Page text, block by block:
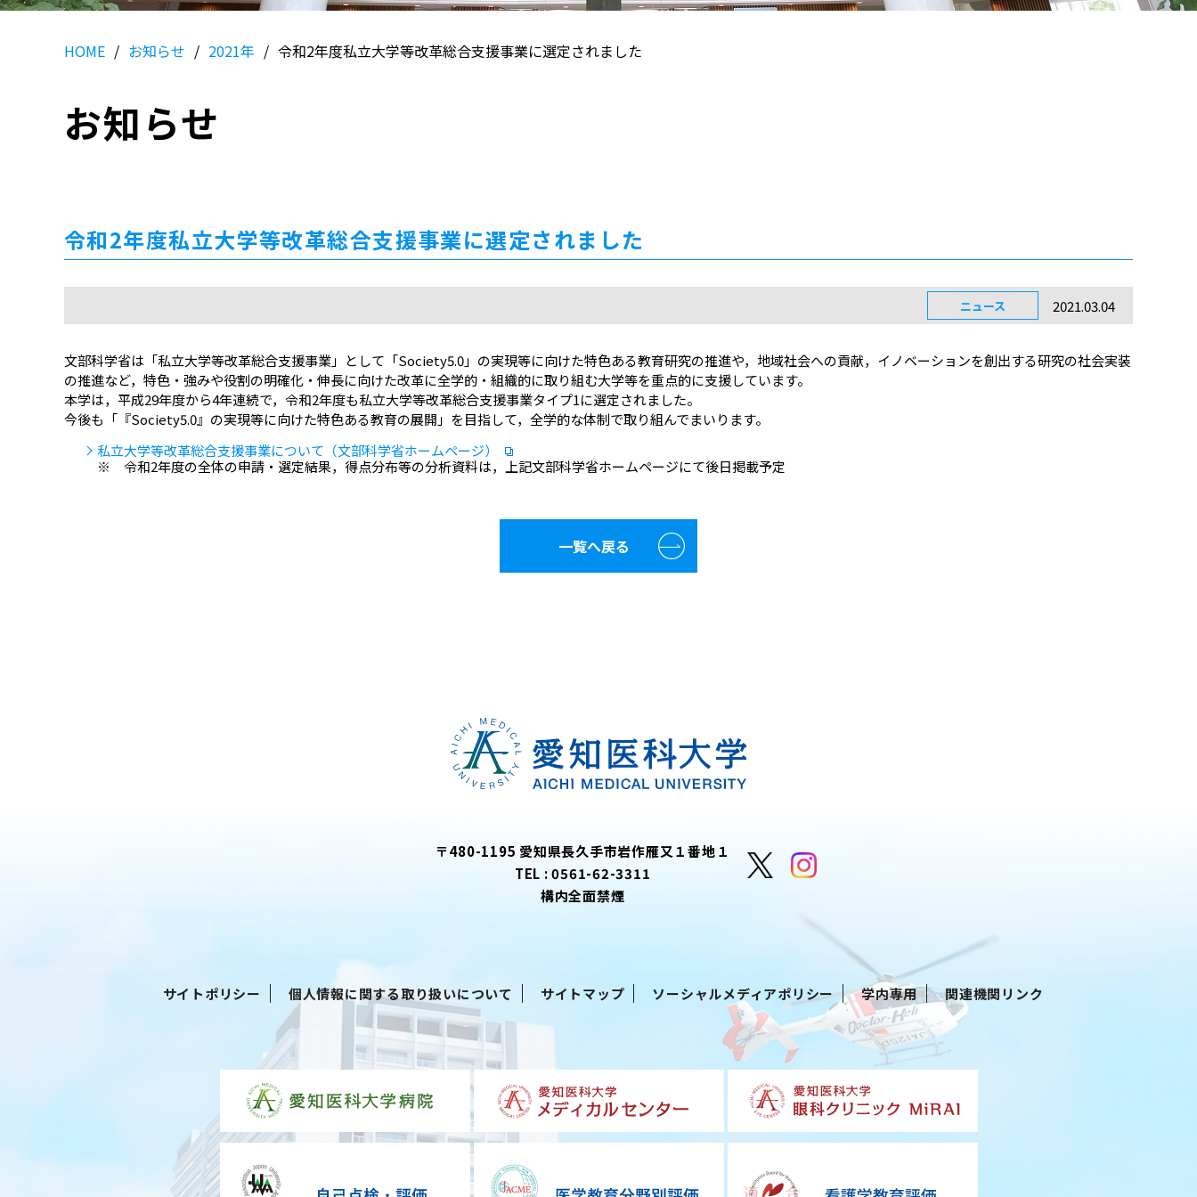
HOME お知らせ 2021年 令和2年度私立大学等改革総合支援事業に選定されました
お知らせ
令和2年度私立大学等改革総合支援事業に選定されました
ニュース 2021.03.04
文部科学省は「私立大学等改革総合支援事業」として「Society5.0」の実現等に向けた特色ある教育研究の推進や，地域社会への貢献，イノベーションを創出する研究の社会実装
の推進など，特色・強みや役割の明確化・伸長に向けた改革に全学的・組織的に取り組む大学等を重点的に支援しています。
本学は，平成29年度から4年連続で，令和2年度も私立大学等改革総合支援事業タイプ1に選定されました。
今後も「『Society5.0』の実現等に向けた特色ある教育の展開」を目指して，全学的な体制で取り組んでまいります。
私立大学等改革総合支援事業について（文部科学省ホームページ）
※ 令和2年度の全体の申請・選定結果，得点分布等の分析資料は，上記文部科学省ホームページにて後日掲載予定
一覧へ戻る
〒480-1195 愛知県長久手市岩作雁又１番地１
TEL :0561-62-3311
構内全面禁煙
サイトポリシー 個人情報に関する取り扱いについて サイトマップ ソーシャルメディアポリシー 学内専用 関連機関リンク